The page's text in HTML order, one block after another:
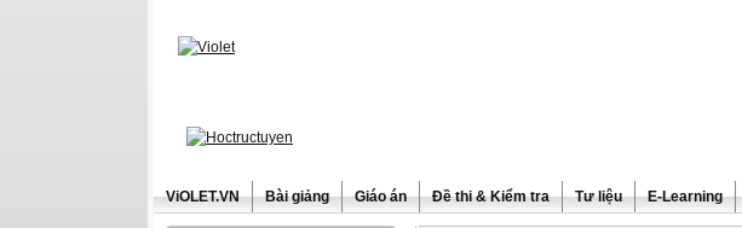
ViOLET.VN Bài giảng Giáo án Đề thi & Kiểm tra Tư liệu E-Learning